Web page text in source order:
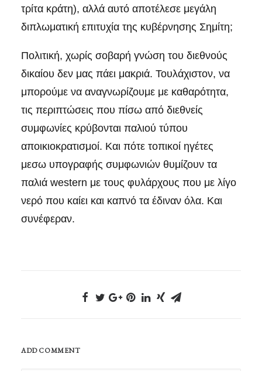
τρίτα κράτη), αλλά αυτό αποτέλεσε μεγάλη
διπλωματική επιτυχία της κυβέρνησης Σημίτη;
Πολιτική, χωρίς σοβαρή γνώση του διεθνούς
δικαίου δεν μας πάει μακριά. Τουλάχιστον, να
μπορούμε να αναγνωρίζουμε με καθαρότητα,
τις περιπτώσεις που πίσω από διεθνείς
συμφωνίες κρύβονται παλιού τύπου
αποικιοκρατισμοί. Και πότε τοπικοί ηγέτες
μεσω υπογραφής συμφωνιών θυμίζουν τα
παλιά western με τους φυλάρχους που με λίγο
νερό που καίει και καπνό τα έδιναν όλα. Και
συνέφεραν.
ADD COMMENT